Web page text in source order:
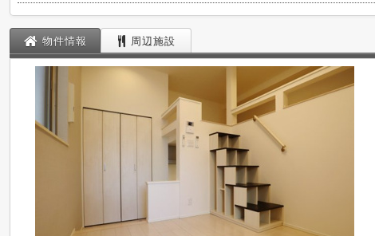
物件情報 周辺施設